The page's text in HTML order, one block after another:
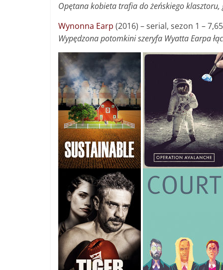
Opętana kobieta trafia do żeńskiego klasztoru,
Wynonna Earp (2016) –serial, sezon 1 –
Wypędzona potomkini szeryfa Wyatta Earpa